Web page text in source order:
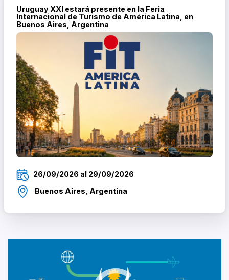
Uruguay XXI estará presente en la Feria
Internacional de Turismo de América Latina, en
Buenos Aires, Argentina
26/09/2026 al 29/09/2026
Buenos Aires, Argentina